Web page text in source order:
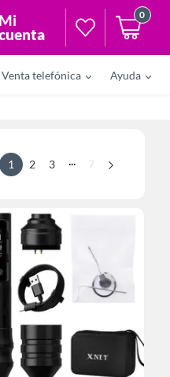
Mi 0
Venta telefónica Ayuda
1 2 3 ... 7